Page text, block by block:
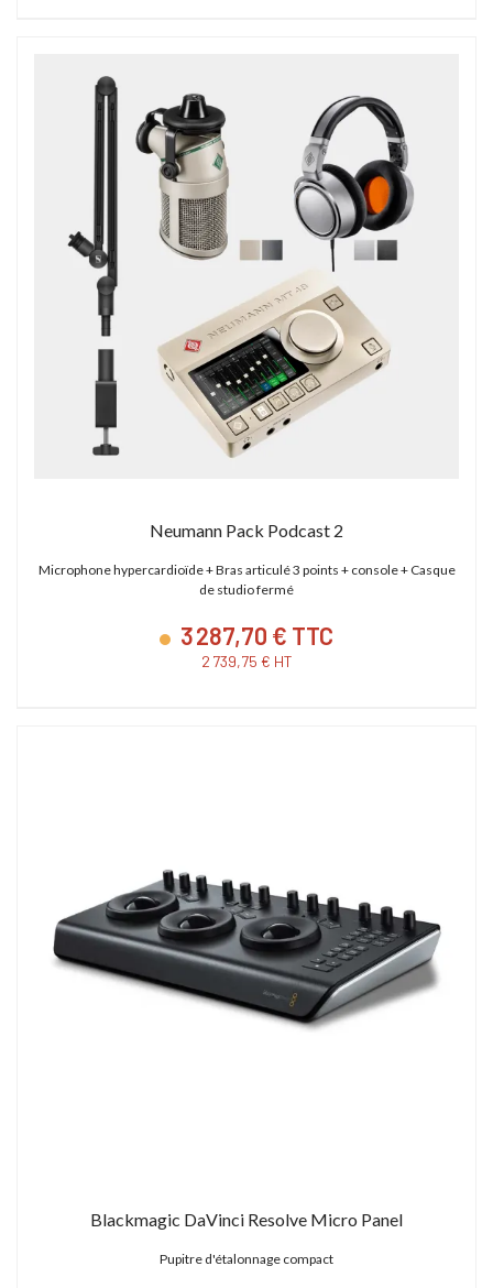
Neumann Pack Podcast 2
Microphone hypercardioïde + Bras articulé 3 points + console + Casque
de studio fermé
3 287,70 € TTC
2 739,75 € HT
Blackmagic DaVinci Resolve Micro Panel
Pupitre d'étalonnage compact